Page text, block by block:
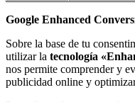
Google Enhanced
Sobre la base de tu
utilizar la tecnología
nos permite comprender y
publicidad online y